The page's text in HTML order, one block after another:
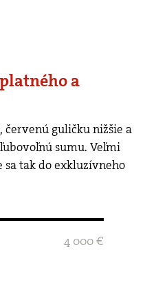
a
sumu. Veľmi
tak do exkluzívneho
4 000 €